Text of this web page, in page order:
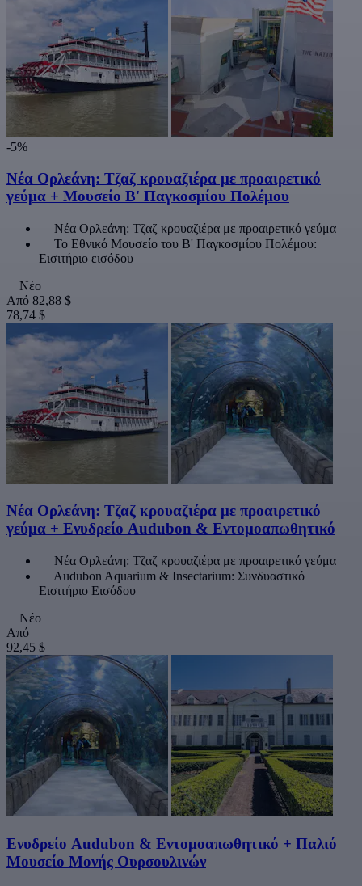
-5%
Νέα Ορλεάνη: Τζαζ κρουαζιέρα με προαιρετικό
γεύμα + Μουσείο Β' Παγκοσμίου Πολέμου
Νέα Ορλεάνη: Τζαζ κρουαζιέρα με προαιρετικό γεύμα
Το Εθνικό Μουσείο του Β' Παγκοσμίου Πολέμου:
Εισιτήριο εισόδου
Νέο
Από 82,88 $
78,74 $
Νέα Ορλεάνη: Τζαζ κρουαζιέρα με προαιρετικό
γεύμα + Ενυδρείο Audubon & Εντομοαπωθητικό
Νέα Ορλεάνη: Τζαζ κρουαζιέρα με προαιρετικό γεύμα
Audubon Aquarium & Insectarium: Συνδυαστικό
Εισιτήριο Εισόδου
Νέο
Από
92,45 $
Ενυδρείο Audubon & Εντομοαπωθητικό + Παλιό
Μουσείο Μονής Ουρσουλινών